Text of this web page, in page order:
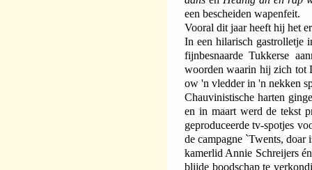
een bescheiden wapenfeit.
Vooral dit jaar heeft hij het
In een hilarisch gastrolletje
fijnbesnaarde Tukkerse
woorden waarin hij zich tot
ow 'n vledder in 'n nekken
Chauvinistische harten
en in maart werd de tekst
geproduceerde tv-spotjes
de campagne `Twents, doar
kamerlid Annie Schreijers
blijde boodschap te